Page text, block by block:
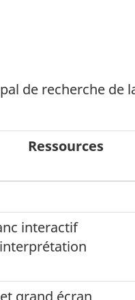
de recherche de
Ressources
interactif
grand écran